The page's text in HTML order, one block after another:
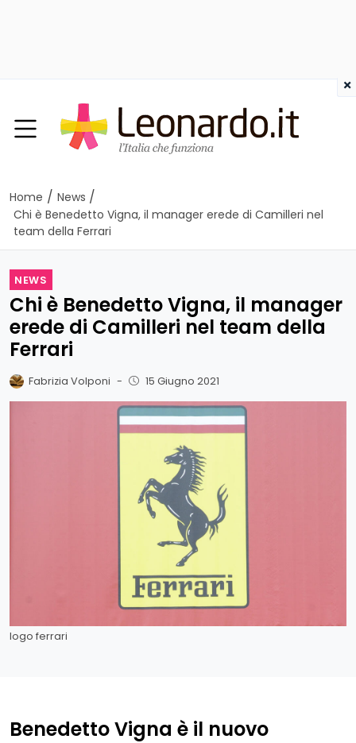
Home / News /
Chi è Benedetto Vigna, il manager erede di Camilleri nel
team della Ferrari
NEWS
Chi è Benedetto Vigna, il manager
erede di Camilleri nel team della
Ferrari
Fabrizia Volponi - 15 Giugno 2021
logo ferrari
Benedetto Vigna è il nuovo
×